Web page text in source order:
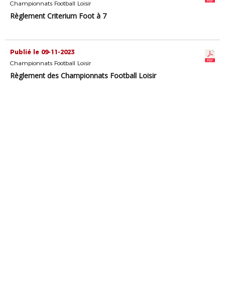
Championnats Football Loisir
Règlement Criterium Foot à 7
Publié le 09-11-2023
Championnats Football Loisir
Règlement des Championnats Football Loisir